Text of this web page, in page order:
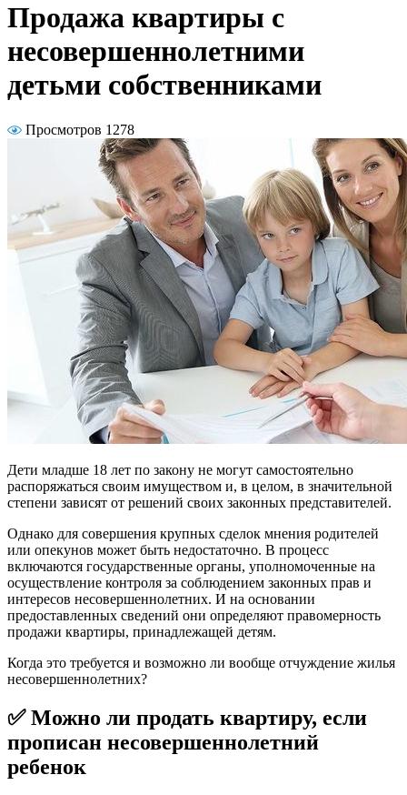
Продажа квартиры с
несовершеннолетними
детьми собственниками
Просмотров 1278
Дети младше 18 лет по закону не могут самостоятельно
распоряжаться своим имуществом и, в целом, в значительной
степени зависят от решений своих законных представителей.
Однако для совершения крупных сделок мнения родителей
или опекунов может быть недостаточно. В процесс
включаются государственные органы, уполномоченные на
осуществление контроля за соблюдением законных прав и
интересов несовершеннолетних. И на основании
предоставленных сведений они определяют правомерность
продажи квартиры, принадлежащей детям.
Когда это требуется и возможно ли вообще отчуждение жилья
несовершеннолетних?
✅ Можно ли продать квартиру, если
прописан несовершеннолетний
ребенок